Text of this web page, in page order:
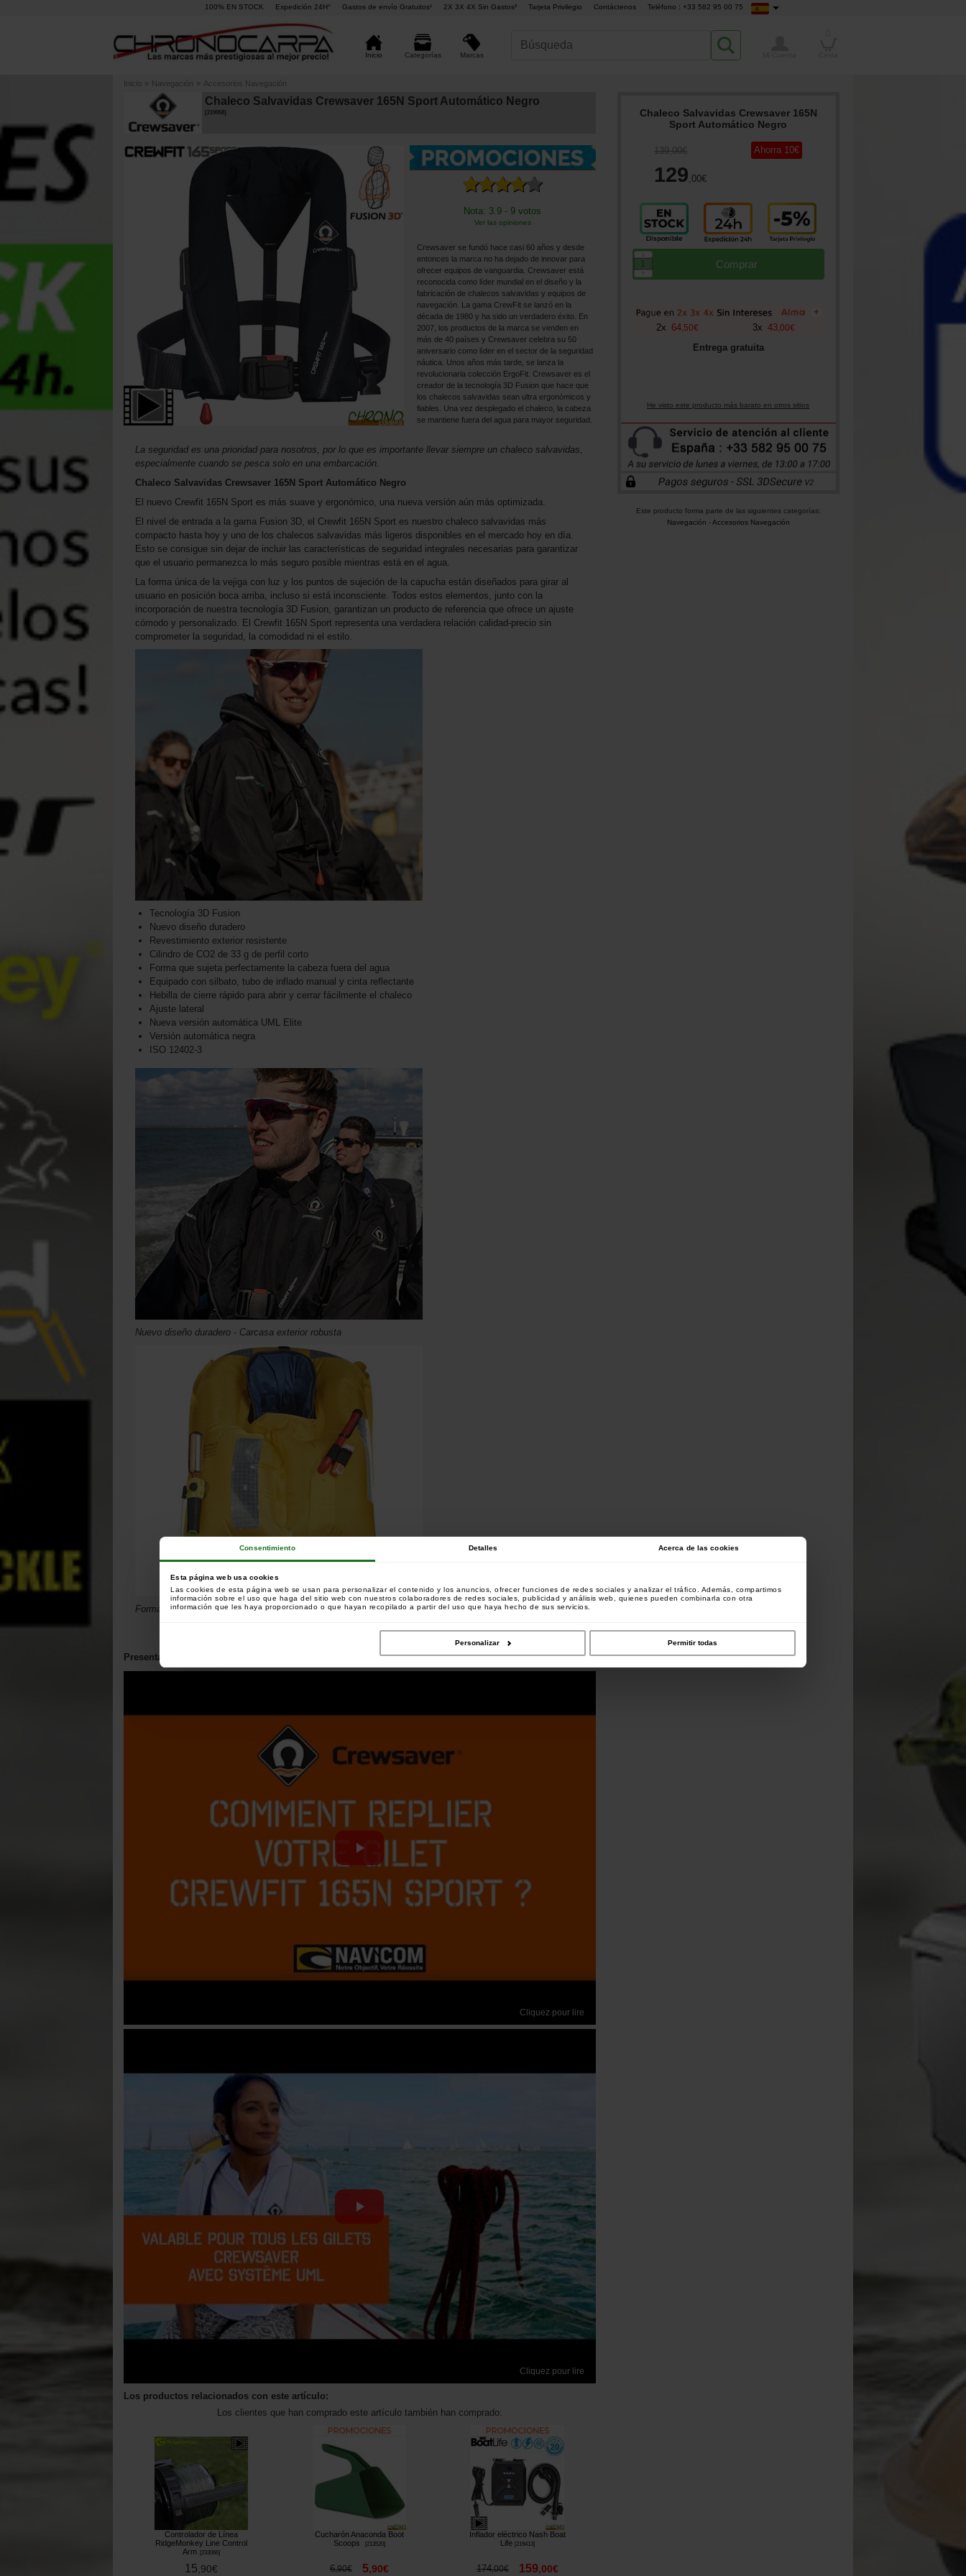
Consentimiento Detalles Acerca de las cookies
Esta página web usa cookies
Las cookies de esta página web se usan para personalizar el contenido y los anuncios, ofrecer funciones de redes sociales y analizar el tráfico. Además, compartimos
información sobre el uso que haga del sitio web con nuestros colaboradores de redes sociales, publicidad y análisis web, quienes pueden combinarla con otra
información que les haya proporcionado o que hayan recopilado a partir del uso que haya hecho de sus servicios.
Personalizar Permitir todas
100% EN STOCK Expedición 24H° Gastos de envío Gratuitos¹ 2X 3X 4X Sin Gastos² Tarjeta Privilegio Contáctenos Teléfono : +33 582 95 00 75
Inicio Categorías Marcas
Inicio » Navegación » Accesorios Navegación
Chaleco Salvavidas Crewsaver 165N Sport Automático Negro
219958]
Nota: 3.9 - 9 votos
Ver las opiniones
Crewsaver se fundó hace casi 60 años y desde
entonces la marca no ha dejado de innovar para
ofrecer equipos de vanguardia. Crewsaver está
reconocida como líder mundial en el diseño y la
fabricación de chalecos salvavidas y equipos de
navegación. La gama CrewFit se lanzó en la
década de 1980 y ha sido un verdadero éxito. En
2007, los productos de la marca se venden en
más de 40 países y Crewsaver celebra su 50
aniversario como líder en el sector de la seguridad
náutica. Unos años más tarde, se lanza la
revolucionaria colección ErgoFit. Crewsaver es el
creador de la tecnología 3D Fusion que hace que
los chalecos salvavidas sean ultra ergonómicos y
fiables. Una vez desplegado el chaleco, la cabeza
se mantiene fuera del agua para mayor seguridad.
Chaleco Salvavidas Crewsaver 165N
Sport Automático Negro
139,00€
129,00€
Ahorra 10€
Comprar
+
2x 64 50€ 3x 43, 00€
Entrega gratuita
He visto este producto más barato en otros sitios
Este producto forma parte de las siguientes categorías:
Navegación -Accesorios Navegación
La seguridad es una prioridad para nosotros, por lo que es importante llevar siempre un chaleco salvavidas,
especialmente cuando se pesca solo en una embarcación.
Chaleco Salvavidas Crewsaver 165N Sport Automático Negro
El nuevo Crewfit 165N Sport es más suave y ergonómico, una nueva versión aún más optimizada.
El nivel de entrada a la gama Fusion 3D, el Crewfit 165N Sport es nuestro chaleco salvavidas más
compacto hasta hoy y uno de los chalecos salvavidas más ligeros disponibles en el mercado hoy en día.
Esto se consigue sin dejar de incluir las características de seguridad integrales necesarias para garantizar
que el usuario permanezca lo más seguro posible mientras está en el agua.
La forma única de la vejiga con luz y los puntos de sujeción de la capucha están diseñados para girar al
usuario en posición boca arriba, incluso si está inconsciente. Todos estos elementos, junto con la
incorporación de nuestra tecnología 3D Fusion, garantizan un producto de referencia que ofrece un ajuste
cómodo y personalizado. El Crewfit 165N Sport representa una verdadera relación calidad-precio sin
comprometer la seguridad, la comodidad ni el estilo.
Tecnología 3D Fusion
Nuevo diseño duradero
Revestimiento exterior resistente
Cilindro de CO2 de 33 g de perfil corto
Forma que sujeta perfectamente la cabeza fuera del agua
Equipado con silbato, tubo de inflado manual y cinta reflectante
Hebilla de cierre rápido para abrir y cerrar fácilmente el chaleco
Ajuste lateral
Nueva versión automática UML Elite
Versión automática negra
ISO 12402-3
Nuevo diseño duradero - Carcasa exterior robusta
Forma diseñada para sujetar perfectamente la cabeza fuera del agua
Presentación del producto
Cliquez pour lire
Cliquez pour lire
Los productos relacionados con este artículo:
Los clientes que han comprado este artículo también han comprado:
Controlador de Línea
RidgeMonkey Line Control
Arm
233066]
15 90€
Cucharón Anaconda Boot
Scoops
213520]
6,90€ 5,90€
Inflador eléctrico Nash Boat
Life [219413]
174,00€ 159,00€